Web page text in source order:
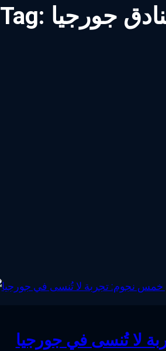
Tag: جورجيا
لا تُنسى في جورجيا